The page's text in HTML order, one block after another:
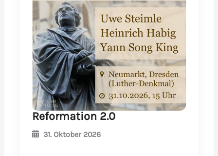
Reformation 2.0
31. Oktober 2026